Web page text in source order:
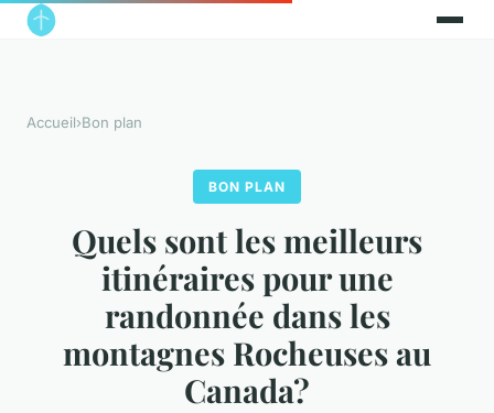
Accueil›Bon plan
BON PLAN
Quels sont les meilleurs
itinéraires pour une
randonnée dans les
montagnes Rocheuses au
Canada?